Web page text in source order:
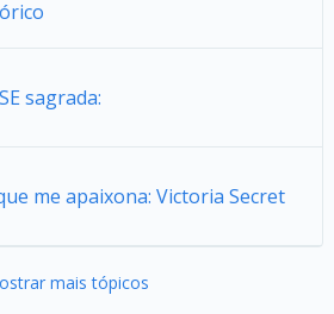
sagrada:
me apaixona: Victoria Secret
mais tópicos